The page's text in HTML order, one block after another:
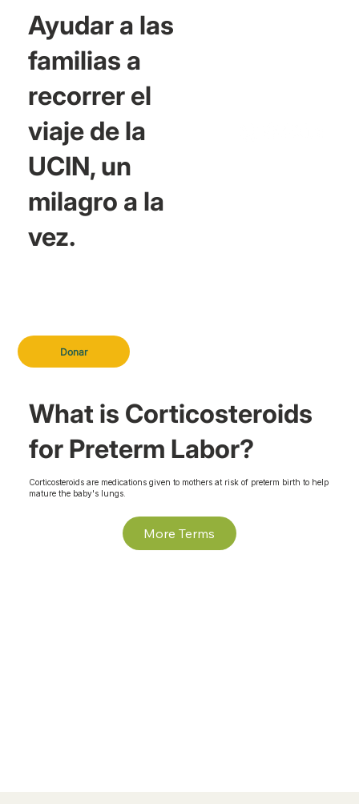
Donar
Ayudar a las
familias a
recorrer el
viaje de la
UCIN, un
milagro a la
vez.
What is Corticosteroids
for Preterm Labor?
Corticosteroids are medications given to mothers at risk of preterm birth to help
mature the baby's lungs.
More Terms